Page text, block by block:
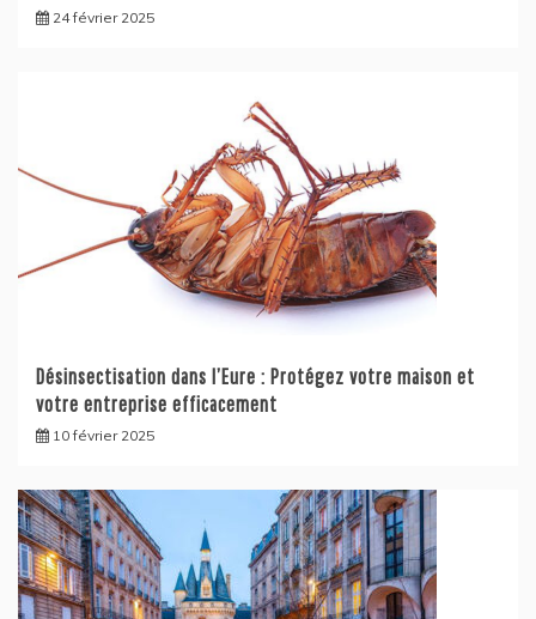
24 février 2025
Désinsectisation dans l’Eure : Protégez votre maison et
votre entreprise efficacement
10 février 2025